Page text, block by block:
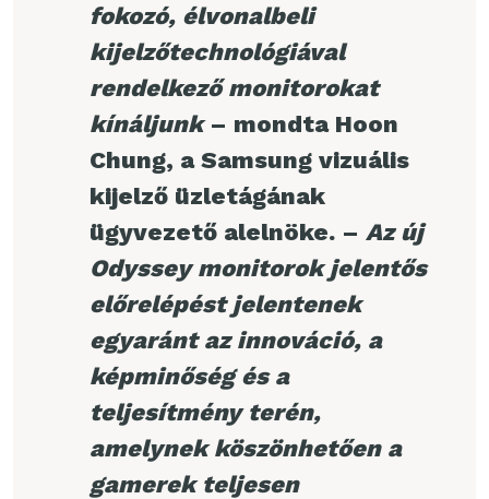
fokozó, élvonalbeli
kijelzőtechnológiával
rendelkező monitorokat
kínáljunk– mondta Hoon
Chung, a Samsung vizuális
kijelző üzletágának
ügyvezető alelnöke. – Az új
Odyssey monitorok jelentős
előrelépést jelentenek
egyaránt az innováció, a
képminőség és a
teljesítmény terén,
amelynek köszönhetően a
gamerek teljesen